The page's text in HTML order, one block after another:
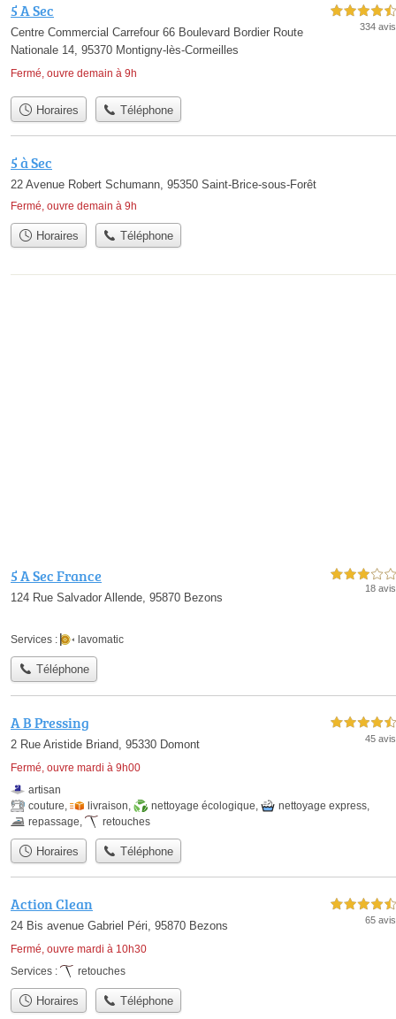
5 A Sec
Centre Commercial Carrefour 66 Boulevard Bordier Route
Nationale 14, 95370 Montigny-lès-Cormeilles
Fermé, ouvre demain à 9h
4,5 étoiles sur 5
334 avis
Horaires Téléphone
5 à Sec
22 Avenue Robert Schumann, 95350 Saint-Brice-sous-Forêt
Fermé, ouvre demain à 9h
Horaires Téléphone
5 A Sec France
124 Rue Salvador Allende, 95870 Bezons
3,0 étoiles sur 5
18 avis
Services : lavomatic
Téléphone
A B Pressing
2 Rue Aristide Briand, 95330 Domont
Fermé, ouvre mardi à 9h00
4,5 étoiles sur 5
45 avis
artisan
couture
livraison nettoyage écologique nettoyage express
repassage
retouches
Horaires Téléphone
Action Clean
24 Bis avenue Gabriel Péri, 95870 Bezons
Fermé, ouvre mardi à 10h30
4,5 étoiles sur 5
65 avis
Services : retouches
Horaires Téléphone